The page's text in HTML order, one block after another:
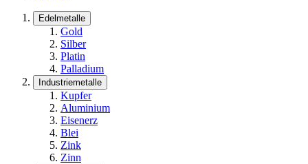
Edelmetalle
Gold
Silber
Platin
Palladium
Industriemetalle
Kupfer
Aluminium
Eisenerz
Blei
Zink
Zinn